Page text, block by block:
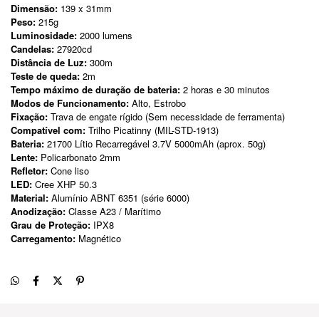
Dimensão: 139 x 31mm
Peso: 215g
Luminosidade: 2000 lumens
Candelas: 27920cd
Distância de Luz: 300m
Teste de queda: 2m
Tempo máximo de duração de bateria: 2 horas e 30 minutos
Modos de Funcionamento: Alto, Estrobo
Fixação: Trava de engate rígido (Sem necessidade de ferramenta)
Compatível com: Trilho Picatinny (MIL-STD-1913)
Bateria: 21700 Lítio Recarregável 3.7V 5000mAh (aprox. 50g)
Lente: Policarbonato 2mm
Refletor: Cone liso
LED: Cree XHP 50.3
Material: Alumínio ABNT 6351 (série 6000)
Anodização: Classe A23 / Marítimo
Grau de Proteção: IPX8
Carregamento: Magnético